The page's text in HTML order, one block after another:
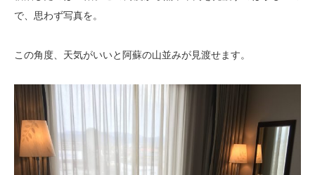
で、思わず写真を。
この角度、天気がいいと阿蘇の山並みが見渡せます。